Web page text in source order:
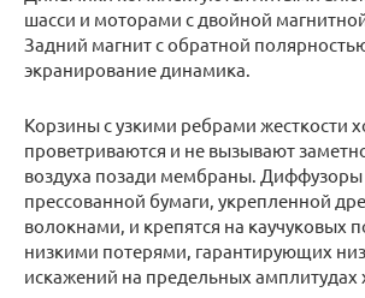
шасси и моторами с двойной
Задний магнит с обратной
экранирование динамика.
Корзины с узкими ребрами жесткости
проветриваются и не вызывают
воздуха позади мембраны. Диффузоры
прессованной бумаги, укрепленной
волокнами, и крепятся на каучуковых
низкими потерями, гарантирующих
искажений на предельных амплитудах